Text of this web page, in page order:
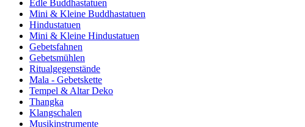
Edle Buddhastatuen
Mini & Kleine Buddhastatuen
Hindustatuen
Mini & Kleine Hindustatuen
Gebetsfahnen
Gebetsmühlen
Ritualgegenstände
Mala - Gebetskette
Tempel & Altar Deko
Thangka
Klangschalen
Musikinstrumente